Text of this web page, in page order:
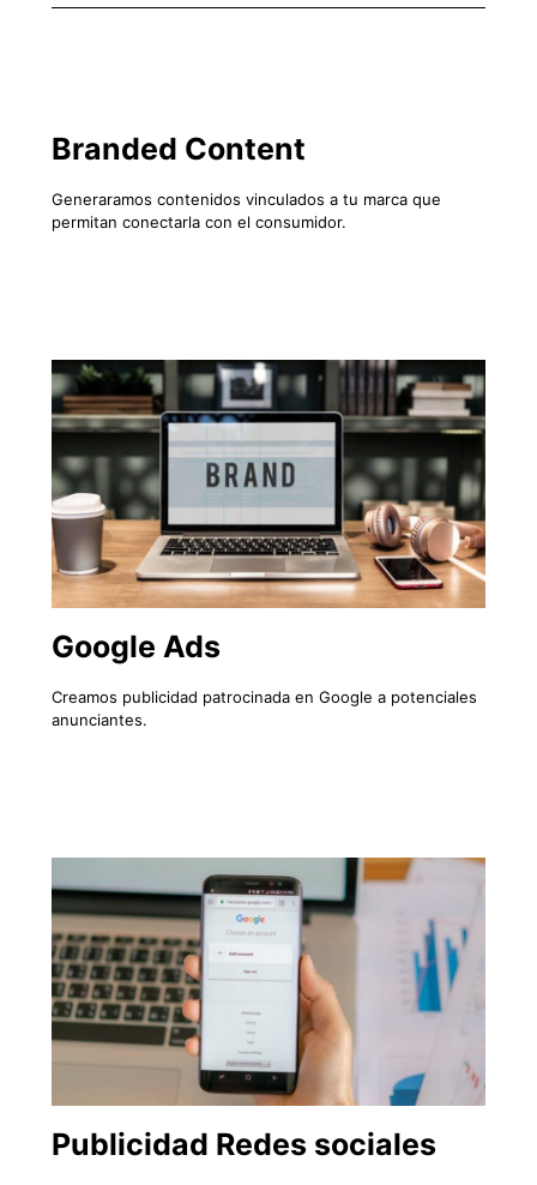
Branded Content
Generaramos contenidos vinculados a tu marca que
permitan conectarla con el consumidor.
Google Ads
Creamos publicidad patrocinada en Google a potenciales
anunciantes.
Publicidad Redes sociales